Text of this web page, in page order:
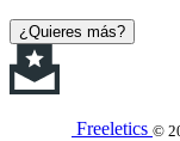
¿Quieres más?
Freeletics ©